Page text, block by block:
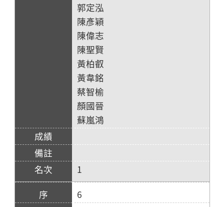
郭定泓
陳彥穎
陳偉志
陳聖賢
黃柏叡
黃韋銘
蔡智榆
顏國晉
蘇嵐鴻
1
6